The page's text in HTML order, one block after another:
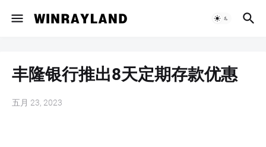
丰隆银行推出8天定期存款优惠
五月 23, 2023